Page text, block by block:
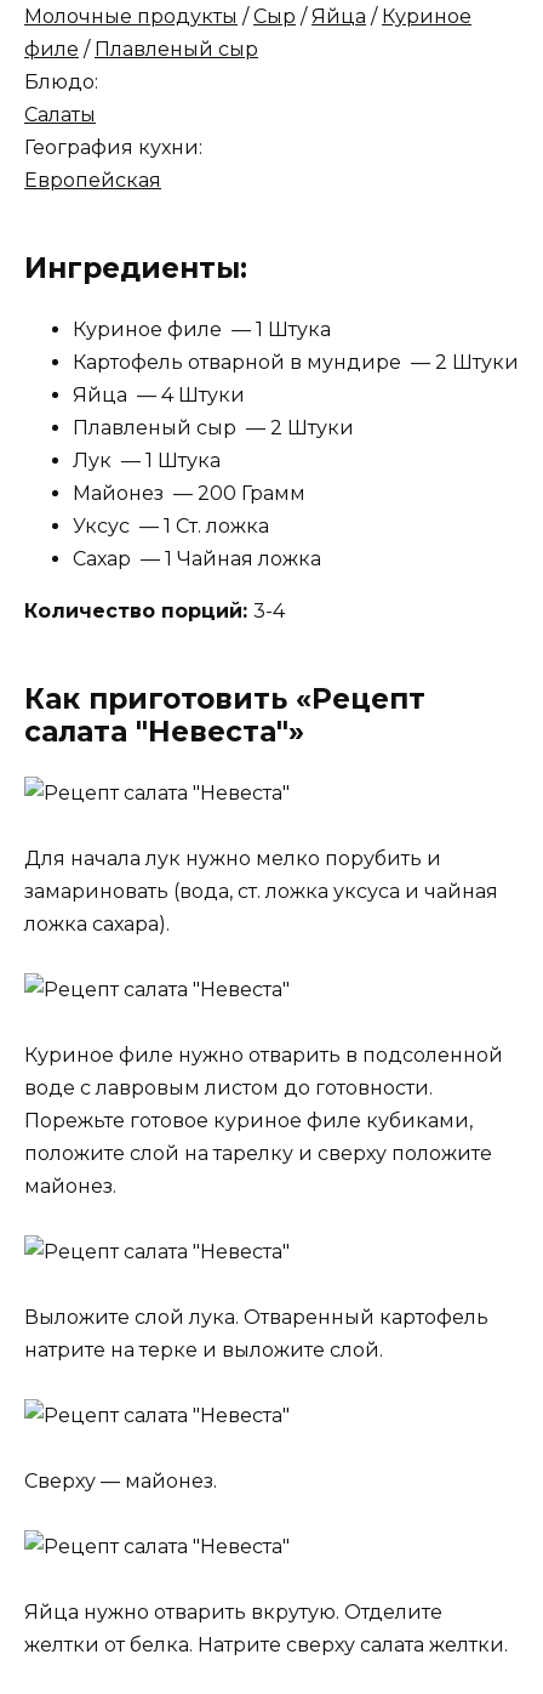
Молочные продукты /Сыр /Яйца / Куриное
филе / Плавленый сыр
Блюдо:
Салаты
География кухни:
Европейская
Ингредиенты:
Куриное филе — 1 Штука
Картофель отварной в мундире — 2 Штуки
Яйца — 4 Штуки
Плавленый сыр — 2 Штуки
Лук — 1 Штука
Майонез — 200 Грамм
Уксус — 1 Ст. ложка
Сахар — 1 Чайная ложка
Количество порций: 3-4
Как приготовить «Рецепт
салата "Невеста"»
Для начала лук нужно мелко порубить и
замариновать (вода, ст. ложка уксуса и чайная
ложка сахара).
Куриное филе нужно отварить в подсоленной
воде с лавровым листом до готовности.
Порежьте готовое куриное филе кубиками,
положите слой на тарелку и сверху положите
майонез.
Выложите слой лука. Отваренный картофель
натрите на терке и выложите слой.
Сверху — майонез.
Яйца нужно отварить вкрутую. Отделите
желтки от белка. Натрите сверху салата желтки.